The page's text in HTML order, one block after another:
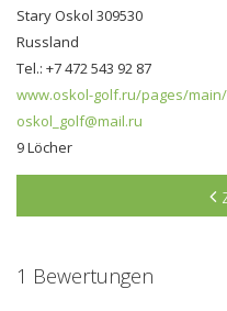
Stary Oskol 309530
Russland
Tel.: +7 472 543 92 87
www.oskol-golf.ru/pages/
oskol_golf@mail.ru
9 Löcher
1 Bewertungen